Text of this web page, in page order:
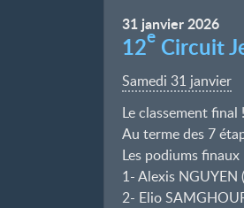
31janvier2026
12e Circuit
Samedi 31 janvier
Le classement final !
Au terme des 7
Les podiums finaux
1- Alexis NGUYEN
2- Elio